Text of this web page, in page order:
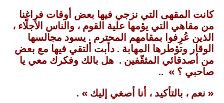
كانت المقهى التي نزجي فيها بعض أوقات فراغنا
من مقاهي التي يؤمها علية القوم ، والناس الأجلّاء ،
الذين عُرِفوا بمقامهم المحترم . يسود مجالسها
الوقار وتؤطرها المهابة . دأبت ألتقي فيها مع بعض
من أصدقائي المثقّفين . هل بالك وفكرك معي يا
صاحبي ؟ » ..
« نعم ، بالتأكيد ، أنا أصغي إليك » .